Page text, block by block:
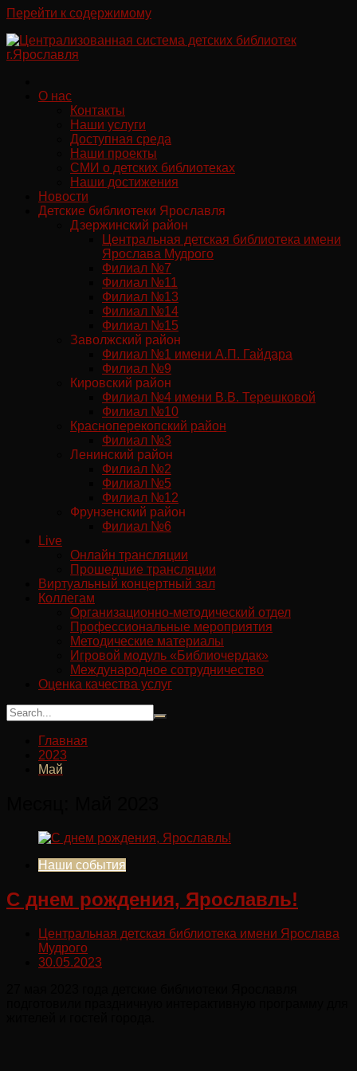
Перейти к содержимому
О нас
Контакты
Наши услуги
Доступная среда
Наши проекты
СМИ о детских библиотеках
Наши достижения
Новости
Детские библиотеки Ярославля
Дзержинский район
Центральная детская библиотека имени
Ярослава Мудрого
Филиал №7
Филиал №11
Филиал №13
Филиал №14
Филиал №15
Заволжский район
Филиал №1 имени А.П. Гайдара
Филиал №9
Кировский район
Филиал №4 имени В.В. Терешковой
Филиал №10
Красноперекопский район
Филиал №3
Ленинский район
Филиал №2
Филиал №5
Филиал №12
Фрунзенский район
Филиал №6
Live
Онлайн трансляции
Прошедшие трансляции
Виртуальный концертный зал
Коллегам
Организационно-методический отдел
Профессиональные мероприятия
Методические материалы
Игровой модуль «Библиочердак»
Международное сотрудничество
Оценка качества услуг
Главная
2023
Май
Наши события
С днем рождения, Ярославль!
Центральная детская библиотека имени Ярослава
Мудрого
30.05.2023